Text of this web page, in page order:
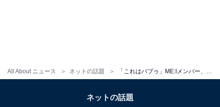
All About ニュース ネットの話題
ネットの話題